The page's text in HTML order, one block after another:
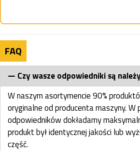
FAQ
Czy wasze odpowiedniki są
W naszym asortymencie 90%
oryginalne od producenta maszyny. W
odpowiedników dokładamy
produkt był identycznej jakości lub
część.